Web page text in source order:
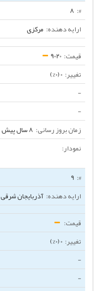
8
مرکزی
9020
0 (0%)
-
-
8 سال پیش
9
آذربایجان شرقی
0 (0%)
-
-